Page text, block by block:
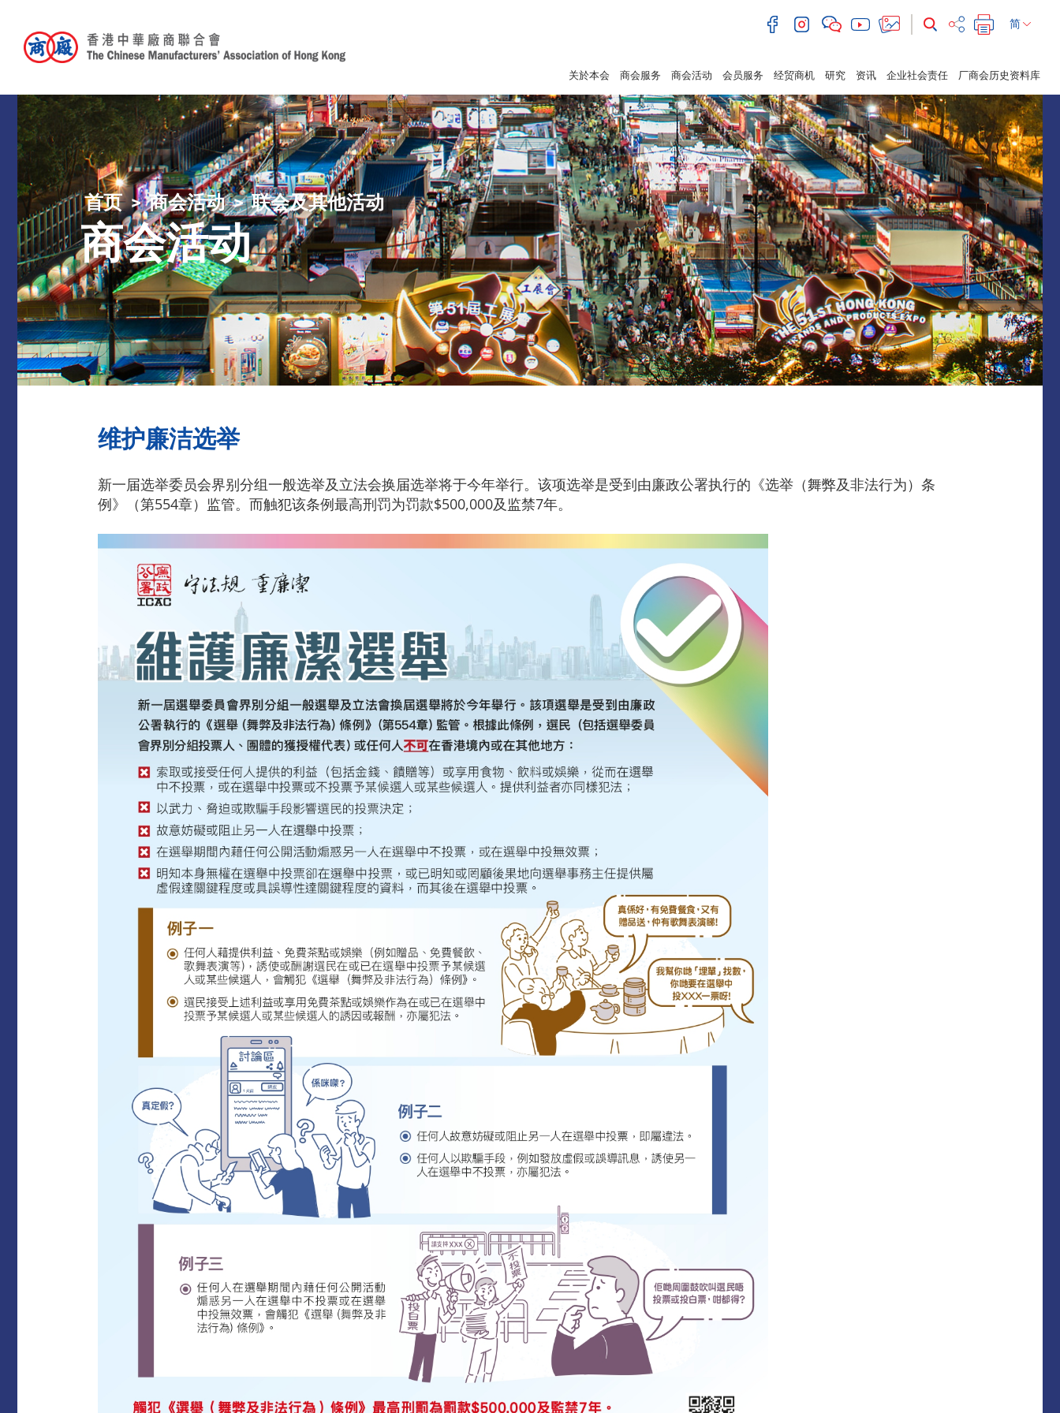
简
关於本会 商会服务 商会活动 会员服务 经贸商机 研究 资讯 企业社会责任 厂商会历史资料库
首页 商会活动 联会及其他活动
商会活动
维护廉洁选举
新一届选举委员会界别分组一般选举及立法会换届选举将于今年举行。该项选举是受到由廉政公署执行的《选举（舞弊及非法行为）条
例》（第554章）监管。而触犯该条例最高刑罚为罚款$500,000及监禁7年。